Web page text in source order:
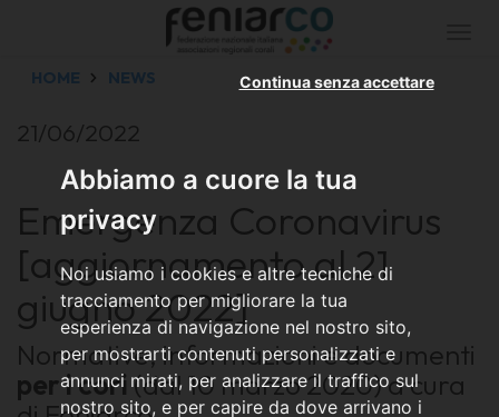
Abbiamo a cuore la tua
privacy
Noi usiamo i cookies e altre tecniche di
tracciamento per migliorare la tua
esperienza di navigazione nel nostro sito,
per mostrarti contenuti personalizzati e
annunci mirati, per analizzare il traffico sul
nostro sito, e per capire da dove arrivano i
Continua senza accettare
HOME NEWS
21/06/2022
Emergenza Coronavirus
[aggiornamento al 21
giugno 2022]
Normative, informazioni e documenti
per i cori(dal 10 marzo 2020) a cura